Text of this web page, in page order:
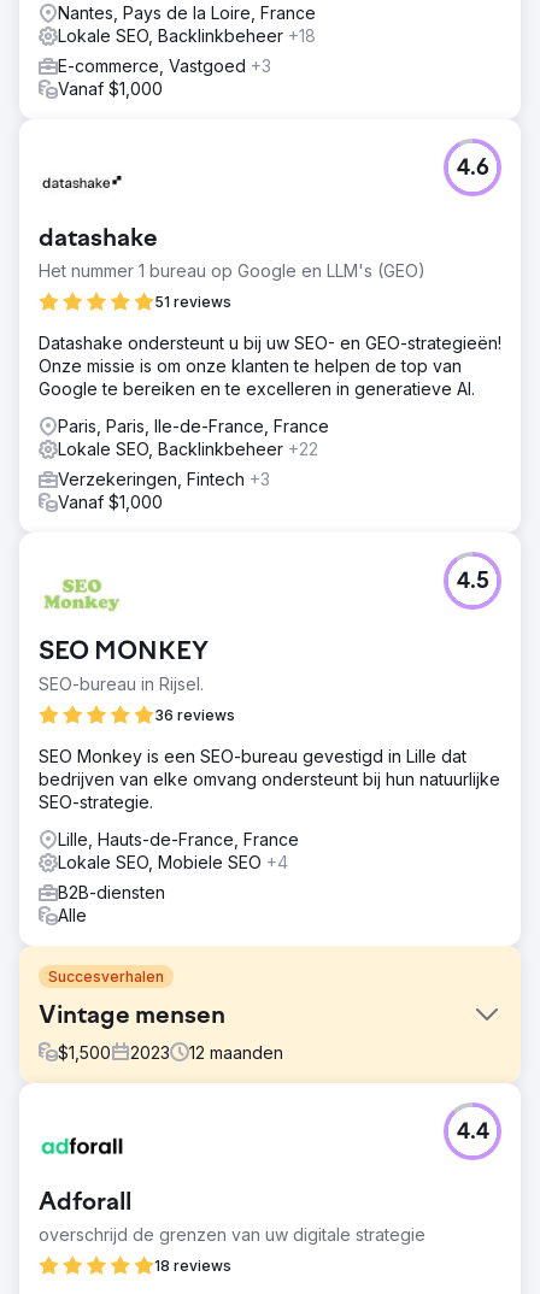
Nantes, Pays de la Loire, France
Lokale SEO, Backlinkbeheer +18
E-commerce, Vastgoed +3
Vanaf $1,000
datashake
Het nummer 1 bureau op Google en LLM's (GEO)
51 reviews
4.6
Datashake ondersteunt u bij uw SEO- en GEO-strategieën!
Onze missie is om onze klanten te helpen de top van
Google te bereiken en te excelleren in generatieve AI.
Paris, Paris, Ile-de-France, France
Lokale SEO, Backlinkbeheer +22
Verzekeringen, Fintech +3
Vanaf $1,000
SEO MONKEY
SEO-bureau in Rijsel.
36 reviews
4.5
SEO Monkey is een SEO-bureau gevestigd in Lille dat
bedrijven van elke omvang ondersteunt bij hun natuurlijke
SEO-strategie.
Lille, Hauts-de-France, France
Lokale SEO, Mobiele SEO +4
B2B-diensten
Alle
Succesverhalen
Vintage mensen
$1,500 2023 12 maanden
Jen nam in februari contact met ons op omdat ze moeite
had om op de eerste pagina van Google te komen en de
op gelijke voet concurreren met bedrijven als Beyond
Retro en The Vintage Store Online.
Oplossing
Adforall
overschrijd de grenzen van uw digitale strategie
18 reviews
4.4